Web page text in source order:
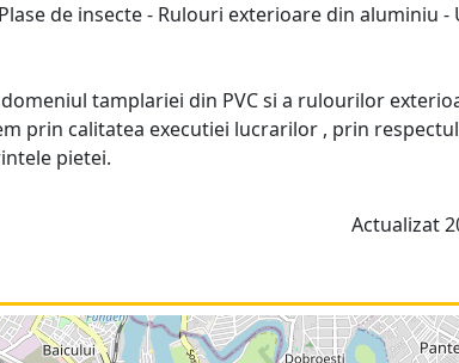
de insecte - Rulouri exterioare din aluminiu -
tamplariei din PVC si a rulourilor
prin calitatea executiei lucrarilor , prin
pietei.
Actualizat